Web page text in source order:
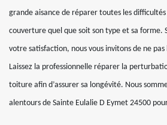
grande aisance de réparer toutes les
couverture quel que soit son type et sa forme.
votre satisfaction, nous vous invitons de ne
Laissez la professionnelle réparer la
toiture afin d’assurer sa longévité. Nous
alentours de Sainte Eulalie D Eymet 24500